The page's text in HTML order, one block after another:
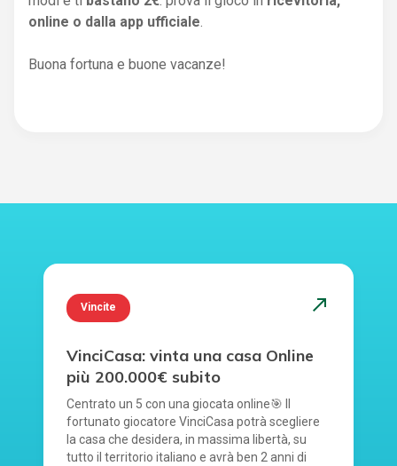
online o dalla app ufficiale.
Buona fortuna e buone vacanze!
Vincite north_east
VinciCasa: vinta una casa Online
più 200.000€ subito
Centrato un 5 con una giocata online🎯 Il
fortunato giocatore VinciCasa potrà scegliere
la casa che desidera, in massima libertà, su
tutto il territorio italiano e avrà ben 2 anni di